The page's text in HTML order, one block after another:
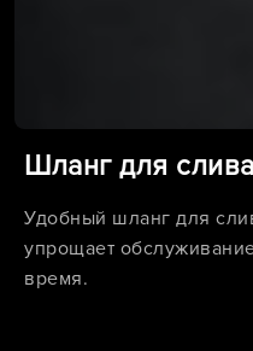
Шланг для
Удобный шланг для
упрощает
время.